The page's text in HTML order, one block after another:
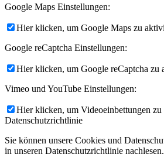
Google Maps Einstellungen:
Hier klicken, um Google Maps zu
Google reCaptcha Einstellungen:
Hier klicken, um Google reCaptcha zu
Vimeo und YouTube Einstellungen:
Hier klicken, um Videoeinbettungen
Datenschutzrichtlinie
Sie können unsere Cookies und
in unseren Datenschutzrichtlinie nachlesen.